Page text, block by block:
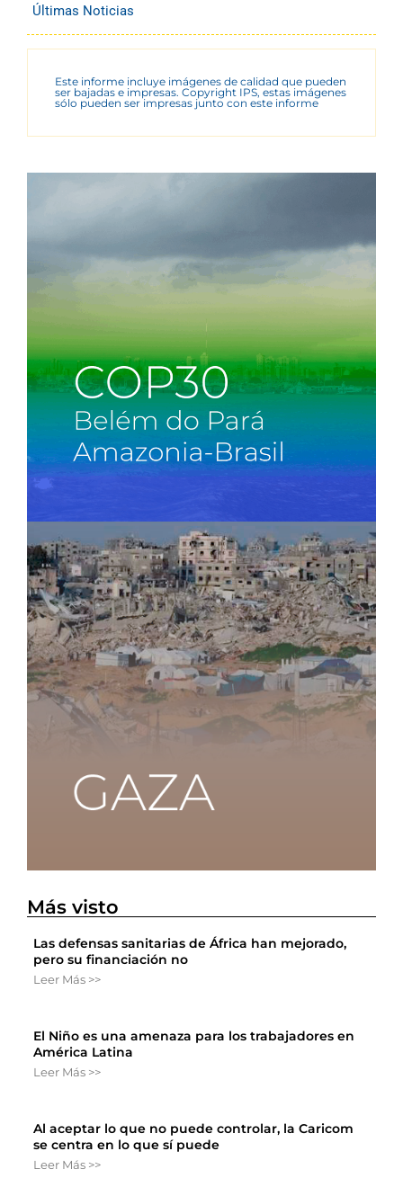
Últimas Noticias
Este informe incluye imágenes de calidad que pueden
ser bajadas e impresas. Copyright IPS, estas imágenes
sólo pueden ser impresas junto con este informe
Más visto
Las defensas sanitarias de África han mejorado,
pero su financiación no
Leer Más >>
El Niño es una amenaza para los trabajadores en
América Latina
Leer Más >>
Al aceptar lo que no puede controlar, la Caricom
se centra en lo que sí puede
Leer Más >>